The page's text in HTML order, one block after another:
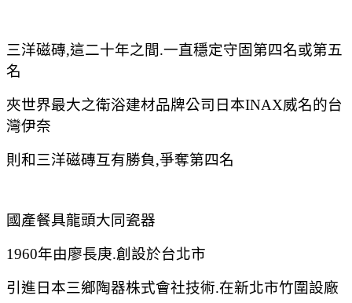
三洋磁磚,這二十年之間.一直穩定守固第四名或第五
名
夾世界最大之衛浴建材品牌公司日本INAX威名的台
灣伊奈
則和三洋磁磚互有勝負,爭奪第四名
國產餐具龍頭大同瓷器
1960年由廖長庚.創設於台北市
引進日本三鄉陶器株式會社技術.在新北市竹圍設廠